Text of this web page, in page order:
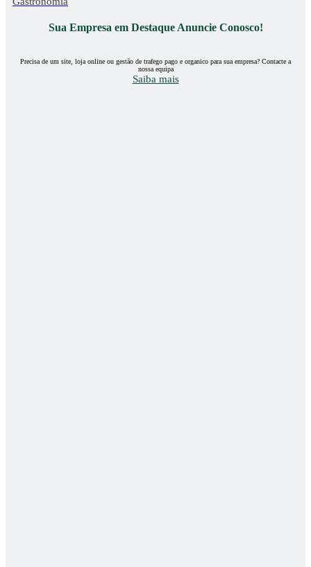
Sua Empresa em Destaque Anuncie Conosco!
Precisa de um site, loja online ou gestão de trafego pago e organico para sua empresa? Contacte a
nossa equipa
Saiba mais